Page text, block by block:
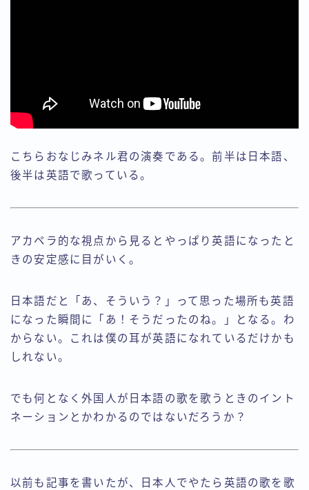
こちらおなじみネル君の演奏である。前半は日本語、
後半は英語で歌っている。
アカペラ的な視点から見るとやっぱり英語になったと
きの安定感に目がいく。
日本語だと「あ、そういう？」って思った場所も英語
になった瞬間に「あ！そうだったのね。」となる。わ
からない。これは僕の耳が英語になれているだけかも
しれない。
でも何となく外国人が日本語の歌を歌うときのイント
ネーションとかわかるのではないだろうか？
以前も記事を書いたが、日本人でやたら英語の歌を歌